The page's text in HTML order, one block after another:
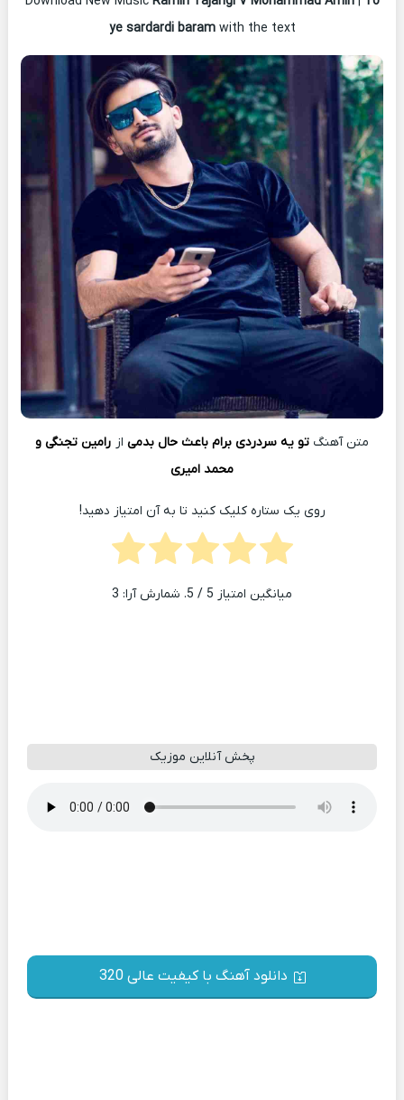
ye sardardi baram with the text
متن آهنگ تو یه سردردی برام باعث حال بدمی از رامین تجنگی و
محمد امیری
روی یک ستاره کلیک کنید تا به آن امتیاز دهید!
میانگین امتیاز 5 / 5. شمارش آرا: 3
پخش آنلاین موزیک
دانلود آهنگ با کیفیت عالی 320